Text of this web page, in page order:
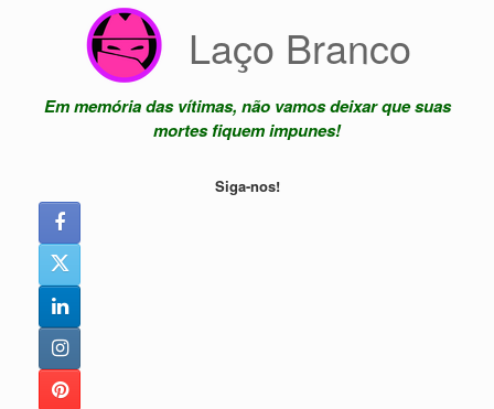
Laço Branco
Em memória das vítimas, não vamos deixar que suas
mortes fiquem impunes!
Siga-nos!